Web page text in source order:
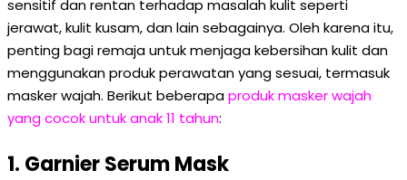
sensitif dan rentan terhadap masalah kulit seperti
jerawat, kulit kusam, dan lain sebagainya. Oleh karena itu,
penting bagi remaja untuk menjaga kebersihan kulit dan
menggunakan produk perawatan yang sesuai, termasuk
masker wajah. Berikut beberapaprodukmasker wajah
yang cocok untuk anak 11 tahun:
1. Garnier Serum Mask